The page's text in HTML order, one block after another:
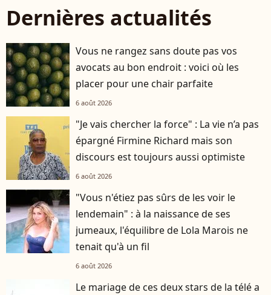
Dernières actualités
Vous ne rangez sans doute pas vos
avocats au bon endroit : voici où les
placer pour une chair parfaite
6 août 2026
"Je vais chercher la force" : La vie n’a pas
épargné Firmine Richard mais son
discours est toujours aussi optimiste
6 août 2026
"Vous n'étiez pas sûrs de les voir le
lendemain" : à la naissance de ses
jumeaux, l'équilibre de Lola Marois ne
tenait qu'à un fil
6 août 2026
Le mariage de ces deux stars de la télé a